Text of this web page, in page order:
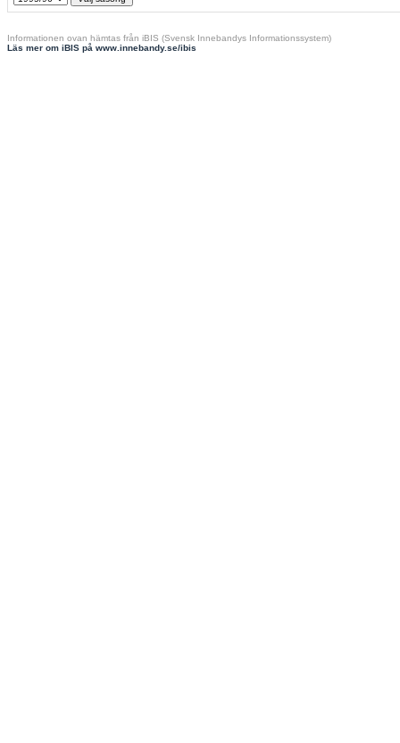
Informationen ovan hämtas från iBIS (Svensk Innebandys Informationssystem)
Läs mer om iBIS på www.innebandy.se/ibis